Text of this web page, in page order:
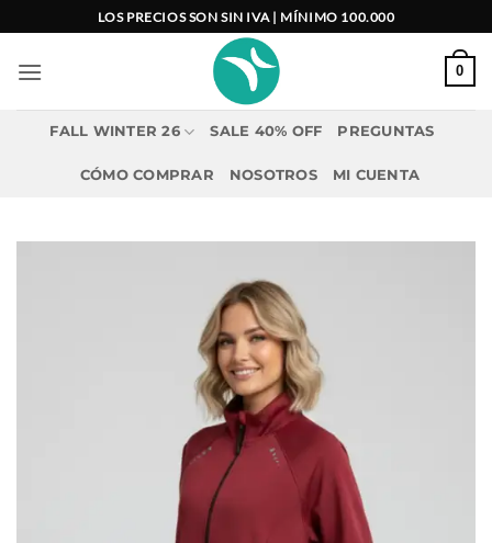
al
contenido
LOS PRECIOS SON SIN IVA | MÍNIMO 100.000
0
FALL WINTER 26 SALE 40% OFF PREGUNTAS
CÓMO COMPRAR NOSOTROS MI CUENTA